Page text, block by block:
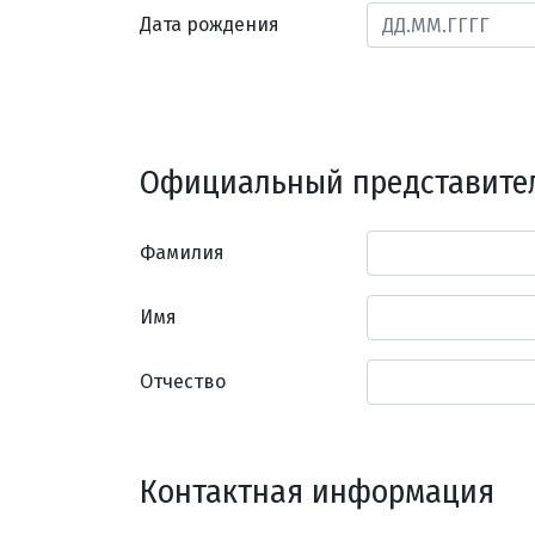
Дата рождения
Официальный
Фамилия
Имя
Отчество
Контактная информация